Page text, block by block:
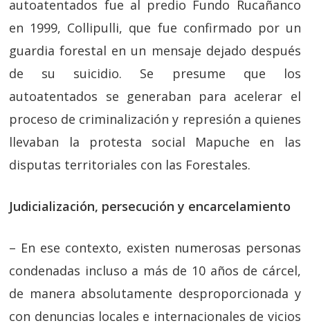
autoatentados fue al predio Fundo Rucañanco
en 1999, Collipulli, que fue confirmado por un
guardia forestal en un mensaje dejado después
de su suicidio. Se presume que los
autoatentados se generaban para acelerar el
proceso de criminalización y represión a quienes
llevaban la protesta social Mapuche en las
disputas territoriales con las Forestales.
Judicialización, persecución y encarcelamiento
– En ese contexto, existen numerosas personas
condenadas incluso a más de 10 años de cárcel,
de manera absolutamente desproporcionada y
con denuncias locales e internacionales de vicios